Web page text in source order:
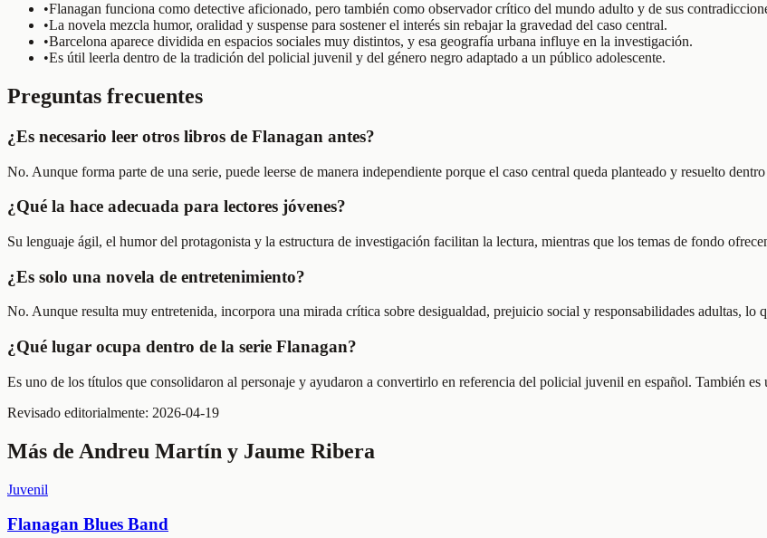
•Flanagan funciona como detective aficionado, pero también como observador crítico del mundo adulto y de sus
•La novela mezcla humor, oralidad y suspense para sostener el interés sin rebajar la gravedad del caso central.
•Barcelona aparece dividida en espacios sociales muy distintos, y esa geografía urbana influye en la investigación.
•Es útil leerla dentro de la tradición del policial juvenil y del género negro adaptado a un público adolescente.
Preguntas frecuentes
¿Es necesario leer otros libros de Flanagan antes?
No. Aunque forma parte de una serie, puede leerse de manera independiente porque el caso central queda planteado y resuelto
¿Qué la hace adecuada para lectores jóvenes?
Su lenguaje ágil, el humor del protagonista y la estructura de investigación facilitan la lectura, mientras que los temas de fondo
¿Es solo una novela de entretenimiento?
No. Aunque resulta muy entretenida, incorpora una mirada crítica sobre desigualdad, prejuicio social y responsabilidades adultas, lo
¿Qué lugar ocupa dentro de la serie Flanagan?
Es uno de los títulos que consolidaron al personaje y ayudaron a convertirlo en referencia del policial juvenil en español. También es
Revisado editorialmente: 2026-04-19
Más de Andreu Martín y Jaume Ribera
Juvenil
Flanagan Blues Band